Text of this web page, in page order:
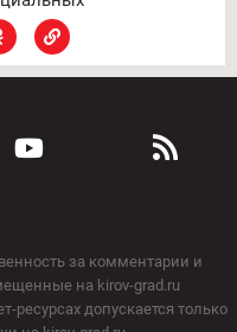
за комментарии и
на kirov-grad.ru
ресурсах допускается только